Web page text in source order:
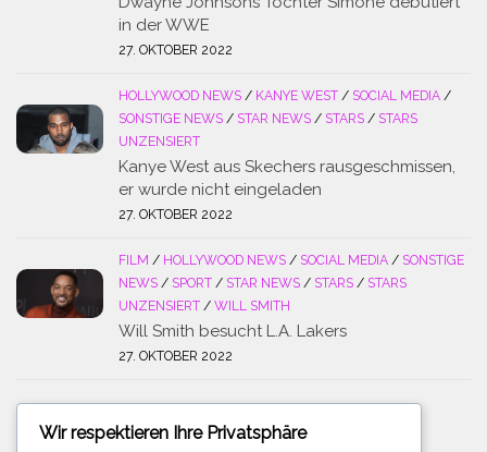
in der WWE
27. OKTOBER 2022
HOLLYWOOD NEWS / KANYE WEST / SOCIAL MEDIA /
SONSTIGE NEWS / STAR NEWS / STARS / STARS
UNZENSIERT
Kanye West aus Skechers rausgeschmissen,
er wurde nicht eingeladen
27. OKTOBER 2022
FILM / HOLLYWOOD NEWS / SOCIAL MEDIA / SONSTIGE
NEWS / SPORT / STAR NEWS / STARS / STARS
UNZENSIERT / WILL SMITH
Will Smith besucht L.A. Lakers
27. OKTOBER 2022
Wir respektieren Ihre Privatsphäre